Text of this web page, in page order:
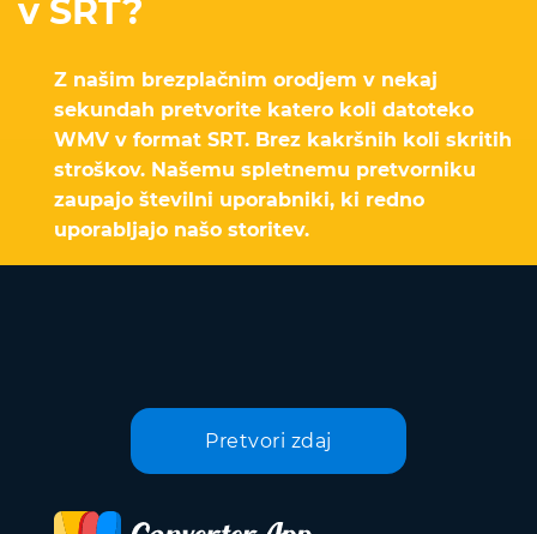
v SRT?
Z našim brezplačnim orodjem v nekaj
sekundah pretvorite katero koli datoteko
WMV v format SRT. Brez kakršnih koli skritih
stroškov. Našemu spletnemu pretvorniku
zaupajo številni uporabniki, ki redno
uporabljajo našo storitev.
Pretvori zdaj